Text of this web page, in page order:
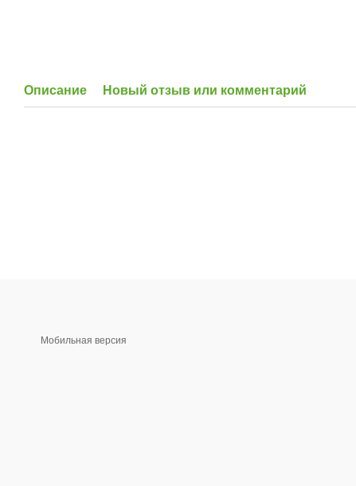
Описание Новый отзыв или комментарий
Мобильная версия